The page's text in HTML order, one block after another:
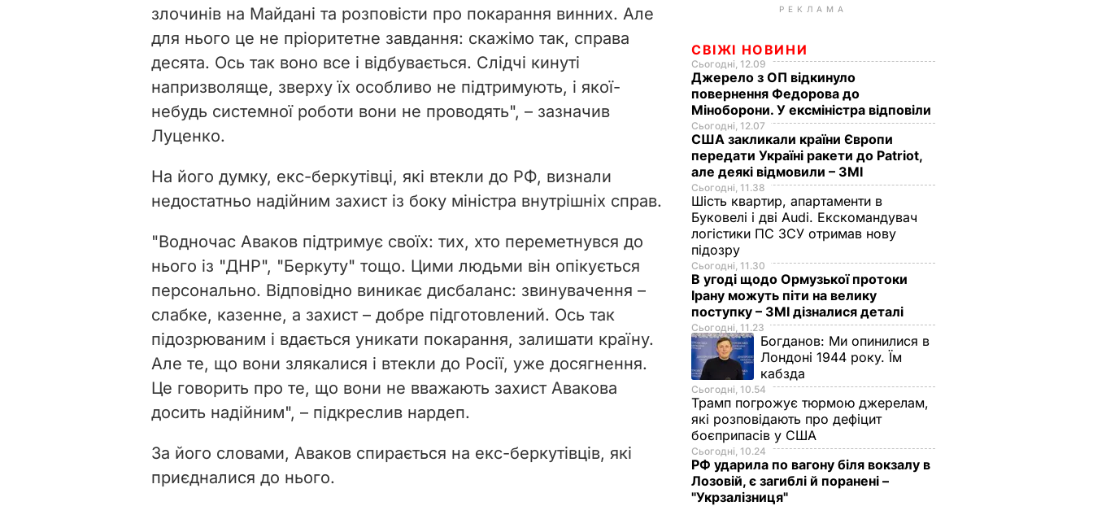
злочинів на Майдані та розповісти про покарання винних. Але
для нього це не пріоритетне завдання: скажімо так, справа
десята. Ось так воно все і відбувається. Слідчі кинуті
напризволяще, зверху їх особливо не підтримують, і якої-
небудь системної роботи вони не проводять", – зазначив
Луценко.
На його думку, екс-беркутівці, які втекли до РФ, визнали
недостатньо надійним захист із боку міністра внутрішніх справ.
"Водночас Аваков підтримує своїх: тих, хто переметнувся до
нього із "ДНР", "Беркуту" тощо. Цими людьми він опікується
персонально. Відповідно виникає дисбаланс: звинувачення –
слабке, казенне, а захист – добре підготовлений. Ось так
підозрюваним і вдається уникати покарання, залишати країну.
Але те, що вони злякалися і втекли до Росії, уже досягнення.
Це говорить про те, що вони не вважають захист Авакова
досить надійним", – підкреслив нардеп.
За його словами, Аваков спирається на екс-беркутівців, які
приєдналися до нього.
РЕКЛАМА
СВІЖІ НОВИНИ
Сьогодні, 12.09
Джерело з ОП відкинуло
повернення Федорова до
Міноборони. У ексміністра відповіли
Сьогодні, 12.07
США закликали країни Європи
передати Україні ракети до Patriot,
але деякі відмовили – ЗМІ
Сьогодні, 11.38
Шість квартир, апартаменти в
Буковелі і дві Audi. Екскомандувач
логістики ПС ЗСУ отримав нову
підозру
Сьогодні, 11.30
В угоді щодо Ормузької протоки
Ірану можуть піти на велику
поступку – ЗМІ дізналися деталі
Сьогодні, 11.23
Богданов: Ми опинилися в
Лондоні 1944 року. Їм
кабзда
Сьогодні, 10.54
Трамп погрожує тюрмою джерелам,
які розповідають про дефіцит
боєприпасів у США
Сьогодні, 10.24
РФ ударила по вагону біля вокзалу в
Лозовій, є загиблі й поранені –
"Укрзалізниця"